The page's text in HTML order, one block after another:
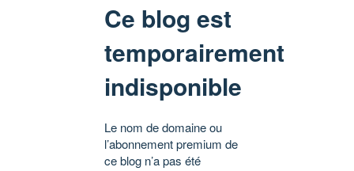
Ce blog est
temporairement
indisponible
Le nom de domaine ou
l’abonnement premium de
ce blog n’a pas été